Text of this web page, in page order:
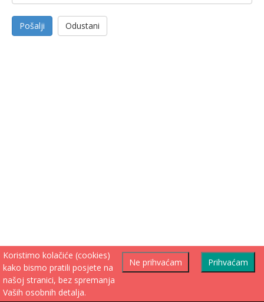
Pošalji Odustani
Prihvaćam
Ne prihvaćam
Koristimo kolačiće (cookies)
kako bismo pratili posjete na
našoj stranici, bez spremanja
Vaših osobnih detalja.